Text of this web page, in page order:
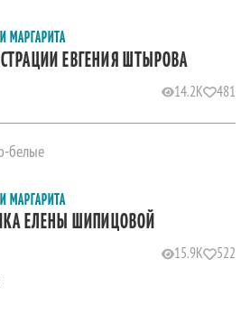
МАРГАРИТА
ЕВГЕНИЯ ШТЫРОВА
14.2K 481
белые
МАРГАРИТА
ЕЛЕНЫ ШИПИЦОВОЙ
15.9K 522